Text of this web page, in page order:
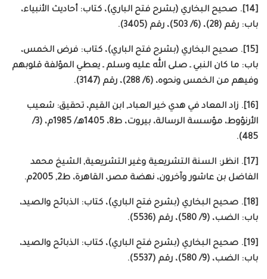
[14]. صحيح البخاري (بشرح فتح الباري)، كتاب: أحاديث الأنبياء،
باب: رقم (28)، (6/ 503)، رقم (3405).
[15]. صحيح البخاري (بشرح فتح الباري)، كتاب: فرض الخمس،
باب: ما كان النبي ـ صلى الله عليه وسلم ـ يعطي المؤلفة قلوبهم
وفيهم من الخمس ونحوه، (6/ 288)، رقم (3147).
[16]. زاد المعاد في هدي خير العباد, ابن القيم، تحقيق: شعيب
الأرنؤوط، مؤسسة الرسالة، بيروت، ط8، 1405هـ/ 1985م، (3/
485).
[17]. انظر: السنة التشريعية وغير التشريعية, الشيخ محمد
الفاضل بن عاشور وآخرون، نهضة مصر، القاهرة، ط2, 2005م.
[18]. صحيح البخاري (بشرح فتح الباري)، كتاب: الذبائح والصيد،
باب: الضب، (9/ 580)، رقم (5536).
[19]. صحيح البخاري (بشرح فتح الباري)، كتاب: الذبائح والصيد،
باب: الضب، (9/ 580)، رقم (5537).